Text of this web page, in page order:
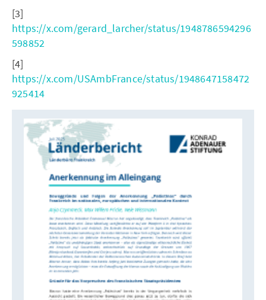
[3]
https://x.com/gerard_larcher/status/1948786594296
598852
[4]
https://x.com/USAmbFrance/status/1948647158472
925414